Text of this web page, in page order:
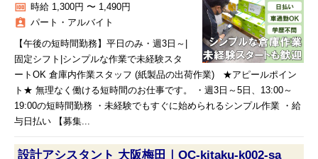
money 時給 1,300円 〜 1,490円
assignment_ind パート・アルバイト
【午後の短時間勤務】平日のみ・週3日～|
固定シフト|シンプルな作業で未経験スタ
ートOK 倉庫内作業スタッフ (紙製品の出荷作業) ★アピールポイン
ト★ 無理なく働ける短時間のお仕事です。 ・週3日～5日、13:00～
19:00の短時間勤務 ・未経験でもすぐに始められるシンプル作業 ・給
与日払い 【募集...
設計アシスタント 大阪梅田｜OC-kitaku-k002-sa